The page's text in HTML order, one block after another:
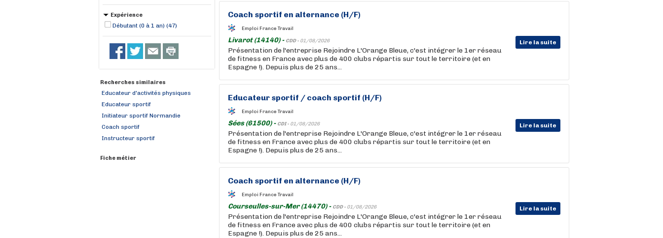
Expérience
Débutant (0 à 1 an) (47)
Recherches similaires
Educateur d'activités physiques
Educateur sportif
Initiateur sportif Normandie
Coach sportif
Instructeur sportif
Fiche métier
Coach sportif en alternance (H/F)
Emploi France Travail
Livarot (14140) - CDD - 01/08/2026 Lire la suite
Présentation de l'entreprise Rejoindre L'Orange Bleue, c'est intégrer le 1er réseau
de fitness en France avec plus de 400 clubs répartis sur tout le territoire (et en
Espagne !). Depuis plus de 25 ans...
Educateur sportif / coach sportif (H/F)
Emploi France Travail
Sées (61500) - CDI - 01/08/2026 Lire la suite
Présentation de l'entreprise Rejoindre L'Orange Bleue, c'est intégrer le 1er réseau
de fitness en France avec plus de 400 clubs répartis sur tout le territoire (et en
Espagne !). Depuis plus de 25 ans...
Coach sportif en alternance (H/F)
Emploi France Travail
Courseulles-sur-Mer (14470) - CDD - 01/08/2026 Lire la suite
Présentation de l'entreprise Rejoindre L'Orange Bleue, c'est intégrer le 1er réseau
de fitness en France avec plus de 400 clubs répartis sur tout le territoire (et en
Espagne !). Depuis plus de 25 ans...